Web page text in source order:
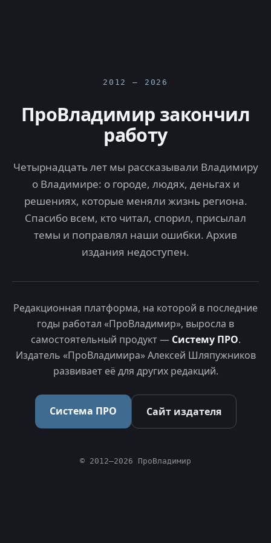
2012 — 2026
ПроВладимир закончил
работу
Четырнадцать лет мы рассказывали Владимиру
о Владимире: о городе, людях, деньгах и
решениях, которые меняли жизнь региона.
Спасибо всем, кто читал, спорил, присылал
темы и поправлял наши ошибки. Архив
издания недоступен.
Редакционная платформа, на которой в последние
годы работал «ПроВладимир», выросла в
самостоятельный продукт — Систему ПРО.
Издатель «ПроВладимира» Алексей Шляпужников
развивает её для других редакций.
Система ПРО Сайт издателя
© 2012–2026 ПроВладимир